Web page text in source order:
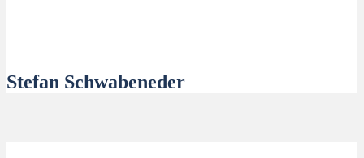
Stefan Schwabeneder